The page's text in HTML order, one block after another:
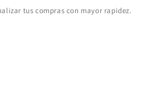
tus compras con mayor rapidez.